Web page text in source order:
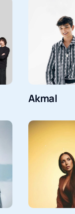
Akmal